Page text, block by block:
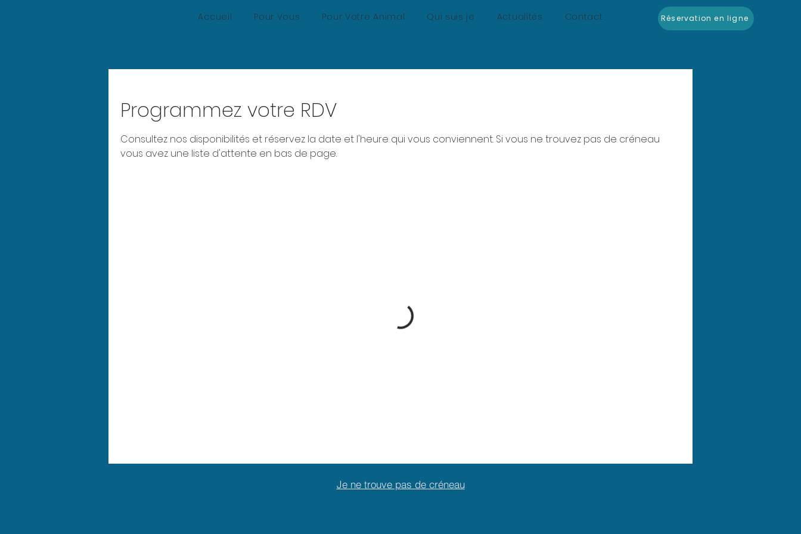
Accueil Pour Vous Pour Votre Animal Qui suis je Actualités Contact Réservation en ligne
Programmez votre RDV
Consultez nos disponibilités et réservez la date et l'heure qui vous conviennent. Si vous ne trouvez pas de créneau
vous avez une liste d'attente en bas de page.
Je ne trouve pas de créneau